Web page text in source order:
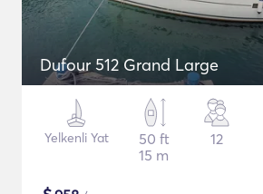
Dufour 512 Grand Large
Yelkenli Yat
50 ft
15 m
12